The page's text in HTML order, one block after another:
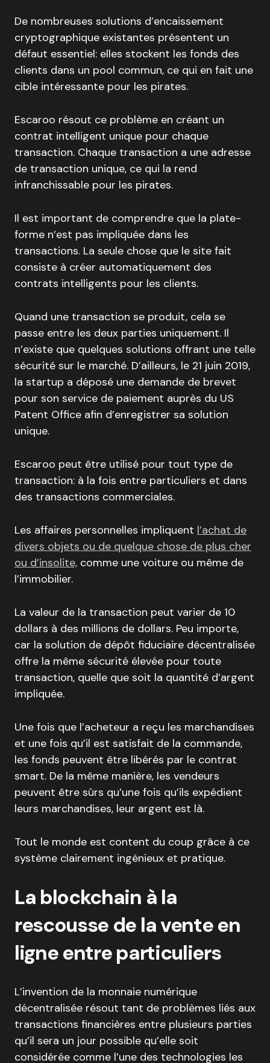
De nombreuses solutions d’encaissement
cryptographique existantes présentent un
défaut essentiel: elles stockent les fonds des
clients dans un pool commun, ce qui en fait une
cible intéressante pour les pirates.
Escaroo résout ce problème en créant un
contrat intelligent unique pour chaque
transaction. Chaque transaction a une adresse
de transaction unique, ce qui la rend
infranchissable pour les pirates.
Il est important de comprendre que la plate-
forme n’est pas impliquée dans les
transactions. La seule chose que le site fait
consiste à créer automatiquement des
contrats intelligents pour les clients.
Quand une transaction se produit, cela se
passe entre les deux parties uniquement. Il
n’existe que quelques solutions offrant une telle
sécurité sur le marché. D’ailleurs, le 21 juin 2019,
la startup a déposé une demande de brevet
pour son service de paiement auprès du US
Patent Office afin d’enregistrer sa solution
unique.
Escaroo peut être utilisé pour tout type de
transaction: à la fois entre particuliers et dans
des transactions commerciales.
Les affaires personnelles impliquent l’achat de
divers objets ou de quelque chose de plus cher
ou d’insolite, comme une voiture ou même de
l’immobilier.
La valeur de la transaction peut varier de 10
dollars à des millions de dollars. Peu importe,
car la solution de dépôt fiduciaire décentralisée
offre la même sécurité élevée pour toute
transaction, quelle que soit la quantité d’argent
impliquée.
Une fois que l’acheteur a reçu les marchandises
et une fois qu’il est satisfait de la commande,
les fonds peuvent être libérés par le contrat
smart. De la même manière, les vendeurs
peuvent être sûrs qu’une fois qu’ils expédient
leurs marchandises, leur argent est là.
Tout le monde est content du coup grâce à ce
système clairement ingénieux et pratique.
La blockchain à la
rescousse de la vente en
ligne entre particuliers
L’invention de la monnaie numérique
décentralisée résout tant de problèmes liés aux
transactions financières entre plusieurs parties
qu’il sera un jour possible qu’elle soit
considérée comme l’une des technologies les